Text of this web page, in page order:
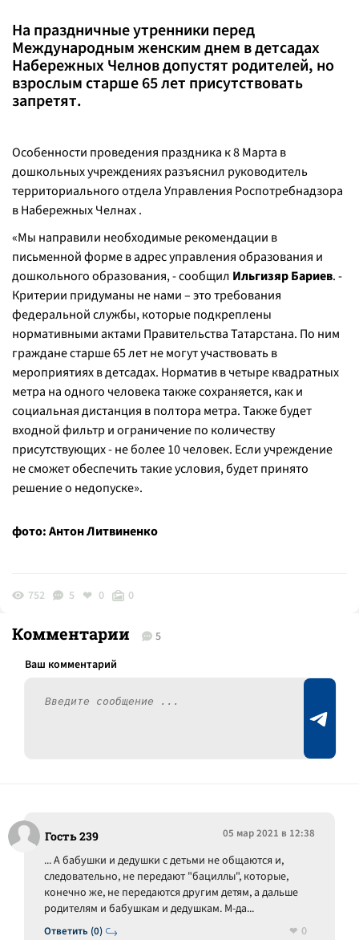
На праздничные утренники перед
Международным женским днем в детсадах
Набережных Челнов допустят родителей, но
взрослым старше 65 лет присутствовать
запретят.
Особенности проведения праздника к 8 Марта в
дошкольных учреждениях разъяснил руководитель
территориального отдела Управления Роспотребнадзора
в Набережных Челнах .
«Мы направили необходимые рекомендации в
письменной форме в адрес управления образования и
дошкольного образования,- сообщил Ильгизяр Бариев. -
Критерии придуманы не нами – это требования
федеральной службы, которые подкреплены
нормативными актами Правительства Татарстана. По ним
граждане старше 65 лет не могут участвовать в
мероприятиях в детсадах. Норматив в четыре квадратных
метра на одного человека также сохраняется, как и
социальная дистанция в полтора метра. Также будет
входной фильтр и ограничение по количеству
присутствующих - не более 10 человек. Если учреждение
не сможет обеспечить такие условия, будет принято
решение о недопуске».
фото: Антон Литвиненко
752 5 0 0
Комментарии 5
Гость 239 05 мар 2021 в 12:38
Ответить (0)
... А бабушки и дедушки с детьми не общаются и,
следовательно, не передают "бациллы", которые,
конечно же, не передаются другим детям, а дальше
родителям и бабушкам и дедушкам. М-да...
0